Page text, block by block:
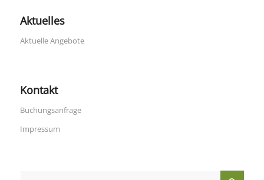
Aktuelles
Aktuelle Angebote
Kontakt
Buchungsanfrage
Impressum